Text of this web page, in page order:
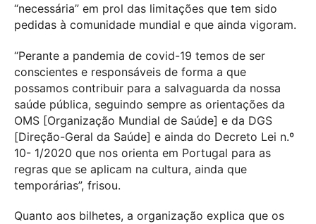
“necessária” em prol das limitações que tem sido
pedidas à comunidade mundial e que ainda vigoram.
“Perante a pandemia de covid-19 temos de ser
conscientes e responsáveis de forma a que
possamos contribuir para a salvaguarda da nossa
saúde pública, seguindo sempre as orientações da
OMS [Organização Mundial de Saúde] e da DGS
[Direção-Geral da Saúde] e ainda do Decreto Lei n.º
10- 1/2020 que nos orienta em Portugal para as
regras que se aplicam na cultura, ainda que
temporárias”, frisou.
Quanto aos bilhetes, a organização explica que os